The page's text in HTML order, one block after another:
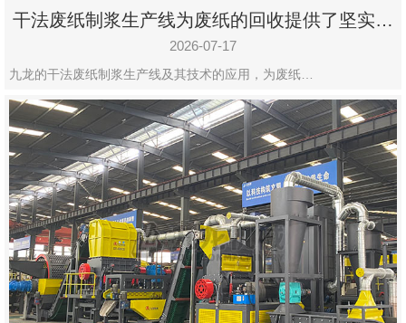
干法废纸制浆生产线为废纸的回收提供了坚实的
保障
2026-07-17
九龙的干法废纸制浆生产线及其技术的应用，为废纸…